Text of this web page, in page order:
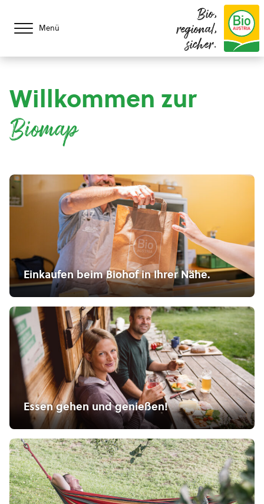
Menü
Bio,
regional,
sicher.
Willkommen zur
Biomap
Einkaufen beim Biohof in Ihrer Nähe.
Essen gehen und genießen!